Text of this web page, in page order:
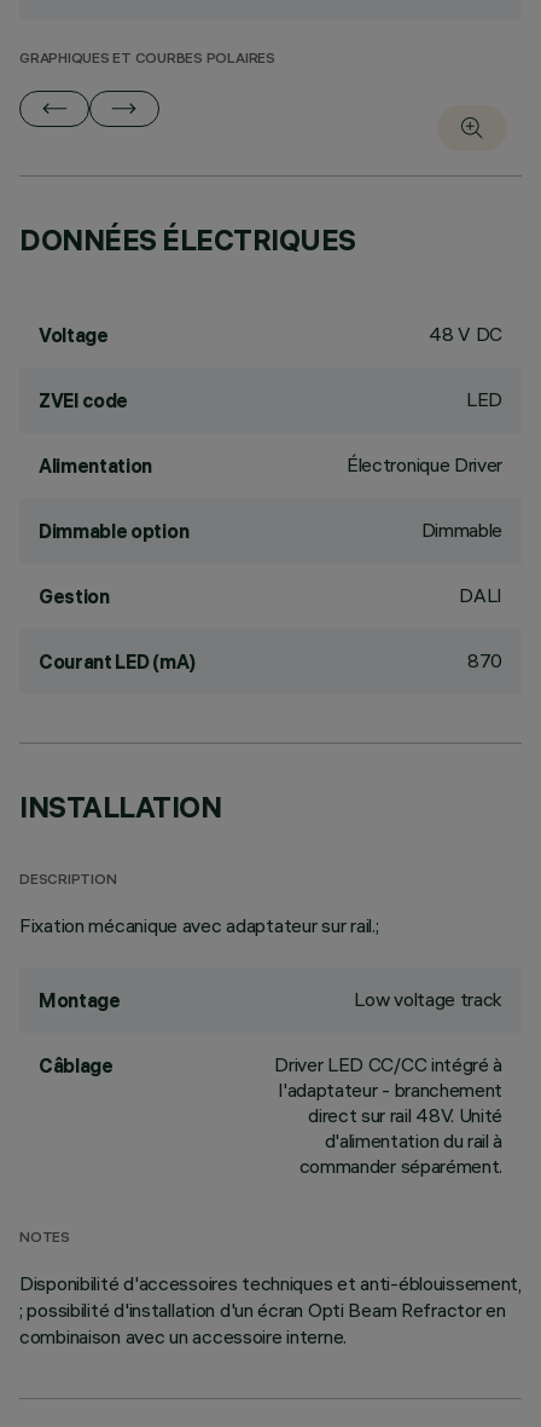
GRAPHIQUES ET COURBES POLAIRES
DONNÉES ÉLECTRIQUES
Voltage 48 V DC
ZVEI code LED
Alimentation Électronique Driver
Dimmable option Dimmable
Gestion DALI
Courant LED (mA) 870
INSTALLATION
DESCRIPTION
Fixation mécanique avec adaptateur sur rail.;
Montage Low voltage track
Câblage
Driver LED CC/CC intégré à
l'adaptateur - branchement
direct sur rail 48V. Unité
d'alimentation du rail à
commander séparément.
NOTES
Disponibilité d'accessoires techniques et anti-éblouissement,
; possibilité d'installation d'un écran Opti Beam Refractor en
combinaison avec un accessoire interne.